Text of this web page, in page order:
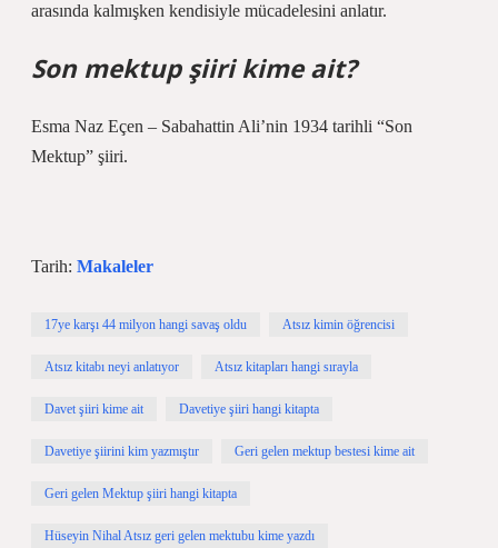
arasında kalmışken kendisiyle mücadelesini anlatır.
Son mektup şiiri kime ait?
Esma Naz Eçen – Sabahattin Ali’nin 1934 tarihli “Son
Mektup” şiiri.
Tarih: Makaleler
17ye karşı 44 milyon hangi savaş oldu Atsız kimin öğrencisi
Atsız kitabı neyi anlatıyor Atsız kitapları hangi sırayla
Davet şiiri kime ait Davetiye şiiri hangi kitapta
Davetiye şiirini kim yazmıştır Geri gelen mektup bestesi kime ait
Geri gelen Mektup şiiri hangi kitapta
Hüseyin Nihal Atsız geri gelen mektubu kime yazdı